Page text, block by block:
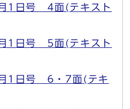
1日号 4面(テキスト
1日号 5面(テキスト
1日号 6・7面(テキ